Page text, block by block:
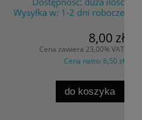
Wysyłka w: 1-2 dni robocze
8,00 zł
Cena zawiera 23,00% VAT
Cena netto: 6,50 zł
do koszyka